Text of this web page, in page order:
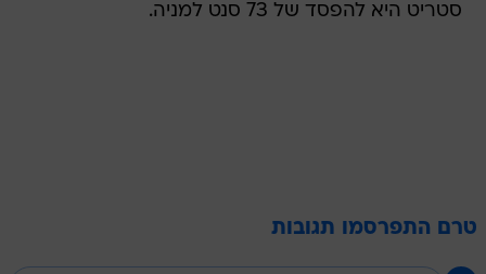
סטריט היא להפסד של 73 סנט למניה.
טרם התפרסמו תגובות